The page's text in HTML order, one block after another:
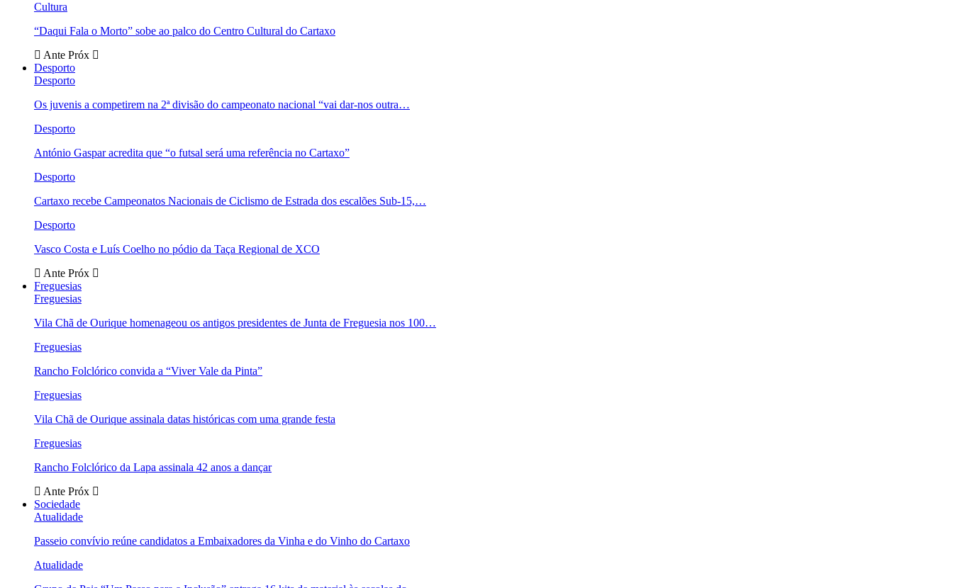
Cultura
“Daqui Fala o Morto” sobe ao palco do Centro Cultural do Cartaxo
Ante Próx
Desporto
Desporto
Os juvenis a competirem na 2ª divisão do campeonato nacional “vai dar-nos outra…
Desporto
António Gaspar acredita que “o futsal será uma referência no Cartaxo”
Desporto
Cartaxo recebe Campeonatos Nacionais de Ciclismo de Estrada dos escalões Sub-15,…
Desporto
Vasco Costa e Luís Coelho no pódio da Taça Regional de XCO
Ante Próx
Freguesias
Freguesias
Vila Chã de Ourique homenageou os antigos presidentes de Junta de Freguesia nos 100…
Freguesias
Rancho Folclórico convida a “Viver Vale da Pinta”
Freguesias
Vila Chã de Ourique assinala datas históricas com uma grande festa
Freguesias
Rancho Folclórico da Lapa assinala 42 anos a dançar
Ante Próx
Sociedade
Atualidade
Passeio convívio reúne candidatos a Embaixadores da Vinha e do Vinho do Cartaxo
Atualidade